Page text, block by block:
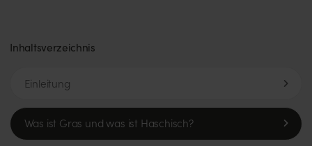
Inhaltsverzeichnis
Einleitung
Was ist Gras und was ist Haschisch?